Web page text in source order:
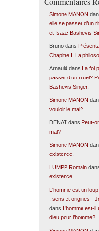
Simone MANON
elle se passer d’un
et Isaac Bashevis
Brunodans
Chapitre I. La
Arnauld dans
La foi
passer d’un rituel?
Bashevis Singer.
Simone MANON
vouloir le mal?
DENATdans Peut-
mal?
Simone MANON
existence.
LUMPP Romaindans
existence.
L'homme est un
: sens et origines -
dans
L’homme est-
dieu pour l’homme?